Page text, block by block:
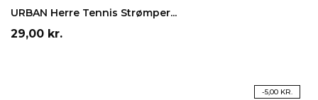
URBAN Herre Tennis Strømper...
Pris
29,00 kr.
PÅ TILBUD!
-5,00 KR.